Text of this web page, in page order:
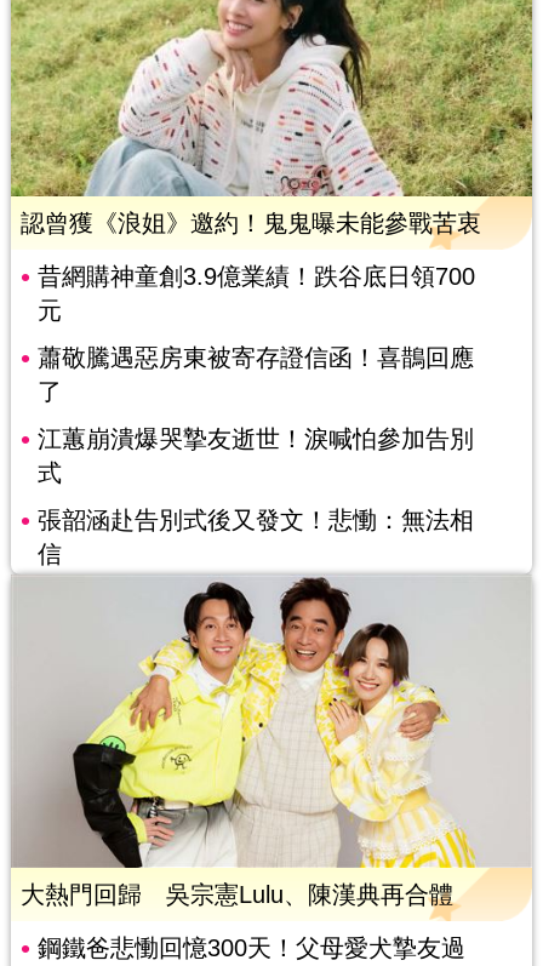
認曾獲《浪姐》邀約！鬼鬼曝未能參戰苦衷
昔網購神童創3.9億業績！跌谷底日領700
元
蕭敬騰遇惡房東被寄存證信函！喜鵲回應
了
江蕙崩潰爆哭摯友逝世！淚喊怕參加告別
式
張韶涵赴告別式後又發文！悲慟：無法相
信
大熱門回歸 吳宗憲Lulu、陳漢典再合體
鋼鐵爸悲慟回憶300天！父母愛犬摯友過